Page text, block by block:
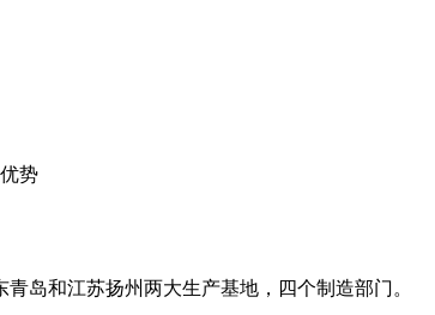
势
岛和江苏扬州两大生产基地，四个制造部门。